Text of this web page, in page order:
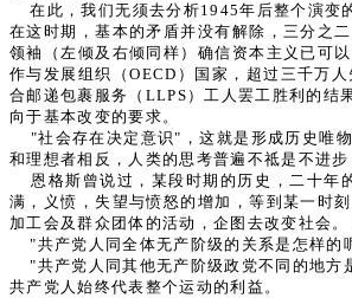
在此，我们无须去分析1945年后整个演变
在这时期，基本的矛盾并没有解除，三分之
领袖（左倾及右倾同样）确信资本主义已可
作与发展组织（OECD）国家，超过三千万
合邮递包裹服务（LLPS）工人罢工胜利的结
向于基本改变的要求。
"社会存在决定意识"，这就是形成历史唯
和理想者相反，人类的思考普遍不祗是不进
恩格斯曾说过，某段时期的历史，二十年
满，义愤，失望与愤怒的增加，等到某一时
加工会及群众团体的活动，企图去改变社会
"共产党人同全体无产阶级的关系是怎样的
"共产党人同其他无产阶级政党不同的地方
共产党人始终代表整个运动的利益。